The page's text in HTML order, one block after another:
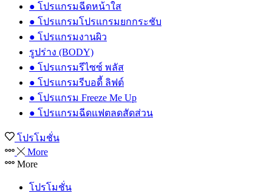
● โปรแกรมฉีดหน้าใส
● โปรแกรมโปรแกรมยกกระชับ
● โปรแกรมงานผิว
รูปร่าง (BODY)
● โปรแกรมรีไซซ์ พลัส
● โปรแกรมรีบอดี้ ลิฟต์
● โปรแกรม Freeze Me Up
● โปรแกรมฉีดแฟตลดสัดส่วน
โปรโมชั่น
More
More
โปรโมชั่น